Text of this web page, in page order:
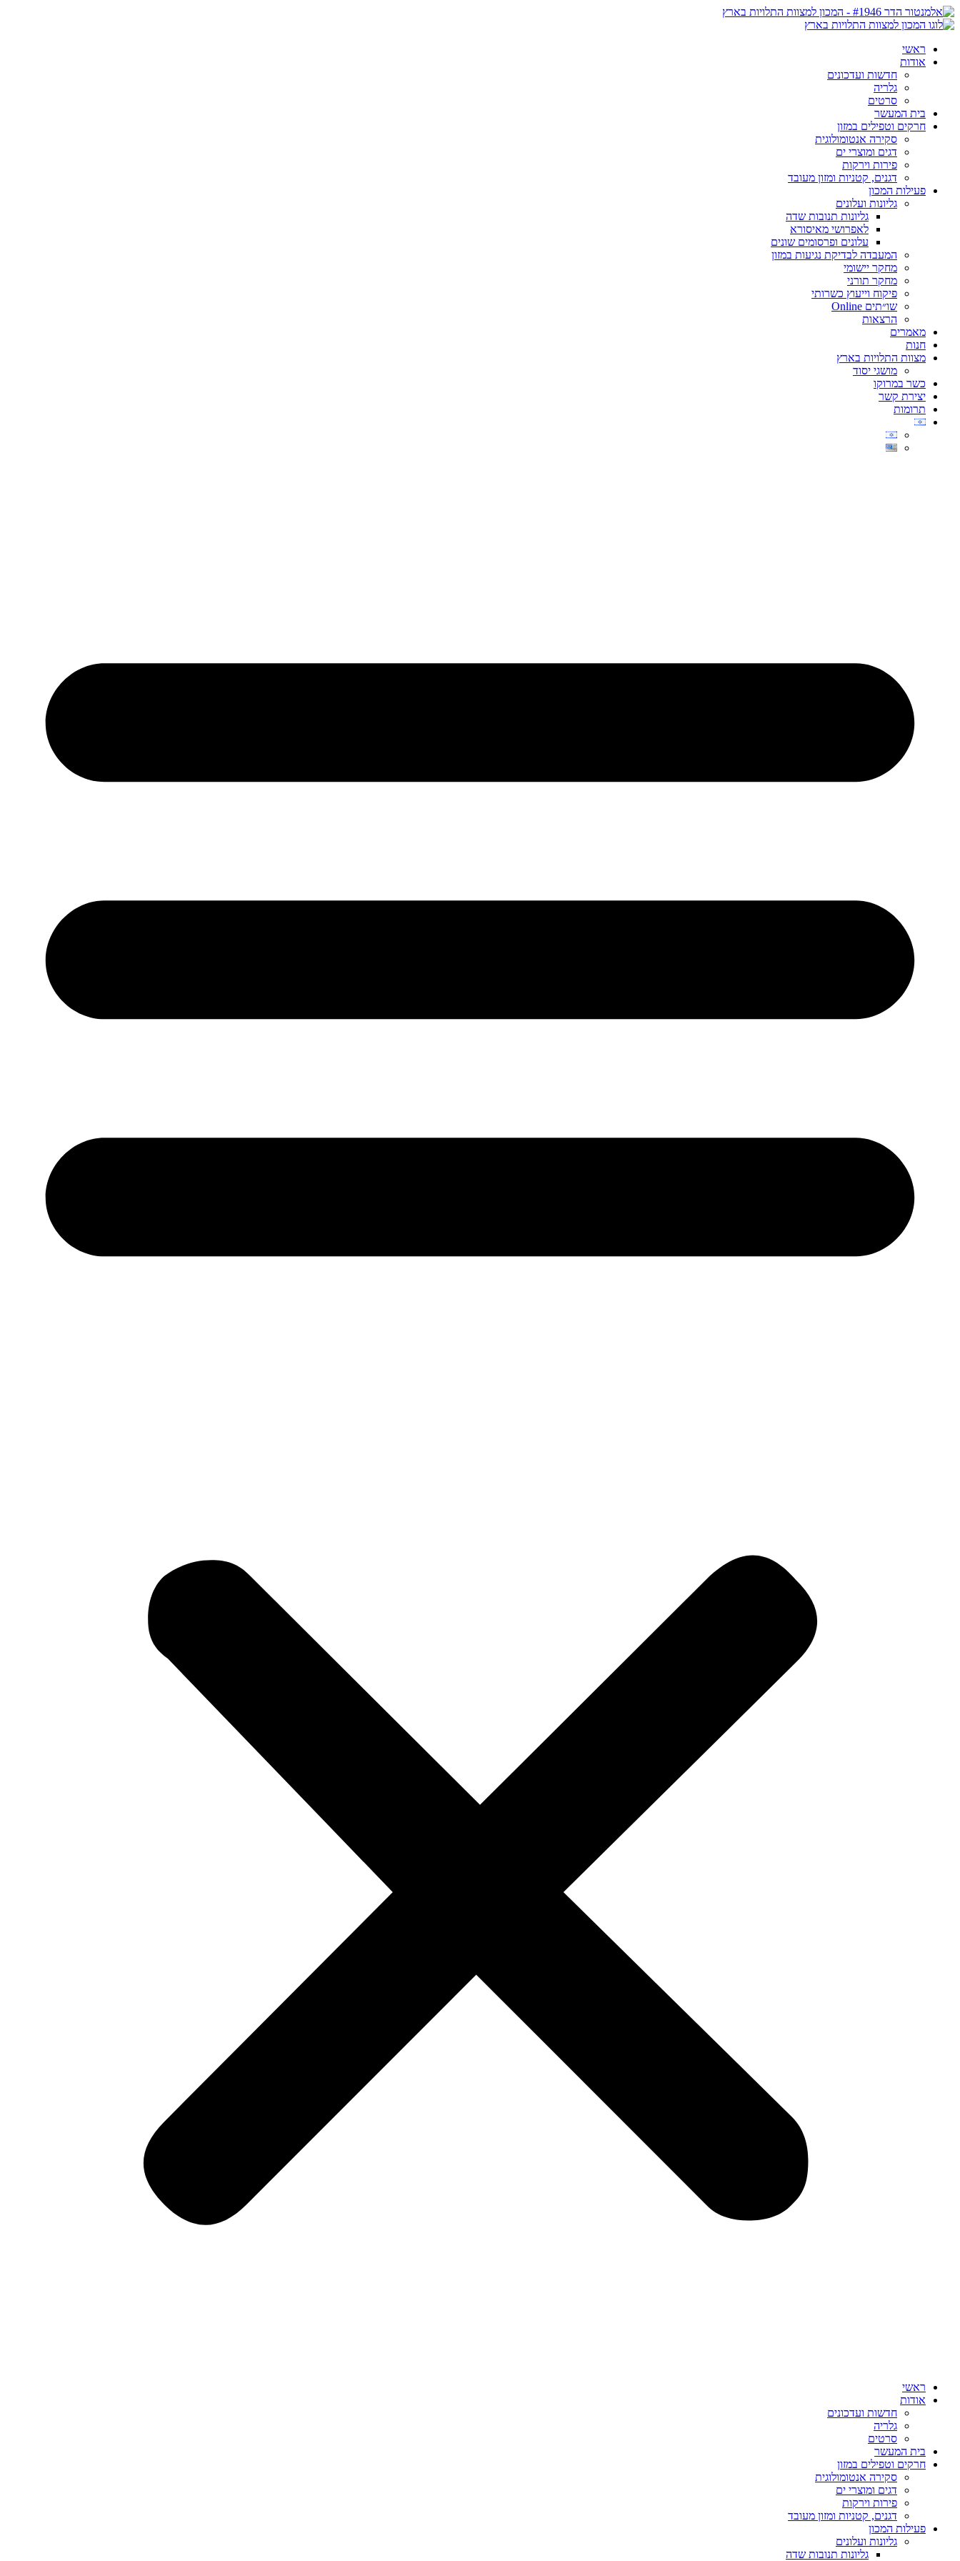
ראשי
אודות
חדשות ועדכונים
גלריה
סרטים
בית המעשר
חרקים וטפילים במזון
סקירה אנטומולוגית
דגים ומוצרי ים
פירות וירקות
דגנים, קטניות ומזון מעובד
פעילות המכון
גליונות ועלונים
גליונות תנובות שדה
לאפרושי מאיסורא
עלונים ופרסומים שונים
המעבדה לבדיקת נגיעות במזון
מחקר יישומי
מחקר תורני
פיקוח וייעוץ כשרותי
שו״תים Online
הרצאות
מאמרים
חנות
מצוות התלויות בארץ
מושגי יסוד
כשר במרוקו
יצירת קשר
תרומות
ראשי
אודות
חדשות ועדכונים
גלריה
סרטים
בית המעשר
חרקים וטפילים במזון
סקירה אנטומולוגית
דגים ומוצרי ים
פירות וירקות
דגנים, קטניות ומזון מעובד
פעילות המכון
גליונות ועלונים
גליונות תנובות שדה